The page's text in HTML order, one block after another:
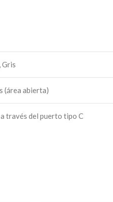
Gris
(área abierta)
través del puerto tipo C